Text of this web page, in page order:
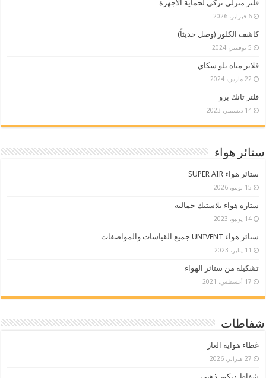
فلتر منزلي تركي لحماية الأجهزة
6 فبراير، 2026
كاشف الكلور (وصل حديثاً)
5 نوفمبر، 2024
فلاتر مياه بلو سكاي
22 مارس، 2024
فلتر تانك برو
14 ديسمبر، 2023
ستائر هواء
ستائر هواء SUPER AIR
15 يونيو، 2026
ستارة هواء بلاستيك جمالية
14 يونيو، 2023
ستائر هواء UNIVENT جميع القياسات والمواصفات
11 يناير، 2023
تشكيلة من ستائر الهواء
17 أغسطس، 2021
شفاطات
غطاء هواية الغاز
27 فبراير، 2026